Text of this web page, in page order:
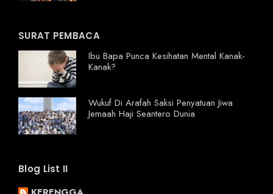
SURAT PEMBACA
Ibu Bapa Punca Kesihatan Mental Kanak-
Kanak?
Wukuf Di Arafah Saksi Penyatuan Jiwa
Jemaah Haji Seantero Dunia
Blog List II